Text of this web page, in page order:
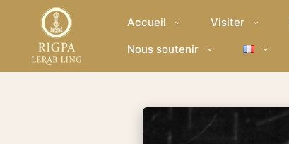
Accueil Visiter
Nous soutenir